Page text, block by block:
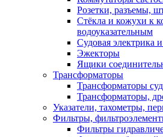
Розетки, разъемы,
Стёкла и кожухи к
водоуказательным
Судовая электрика
Эжекторы
Ящики
Трансформаторы
Трансформаторы
Трансформаторы,
Указатели, тахометры,
Фильтры,
Фильтры